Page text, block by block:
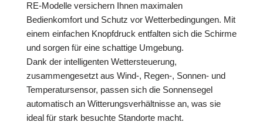
RE-Modelle versichern Ihnen maximalen
Bedienkomfort und Schutz vor Wetterbedingungen. Mit
einem einfachen Knopfdruck entfalten sich die Schirme
und sorgen für eine schattige Umgebung.
Dank der intelligenten Wettersteuerung,
zusammengesetzt aus Wind-, Regen-, Sonnen- und
Temperatursensor, passen sich die Sonnensegel
automatisch an Witterungsverhältnisse an, was sie
ideal für stark besuchte Standorte macht.